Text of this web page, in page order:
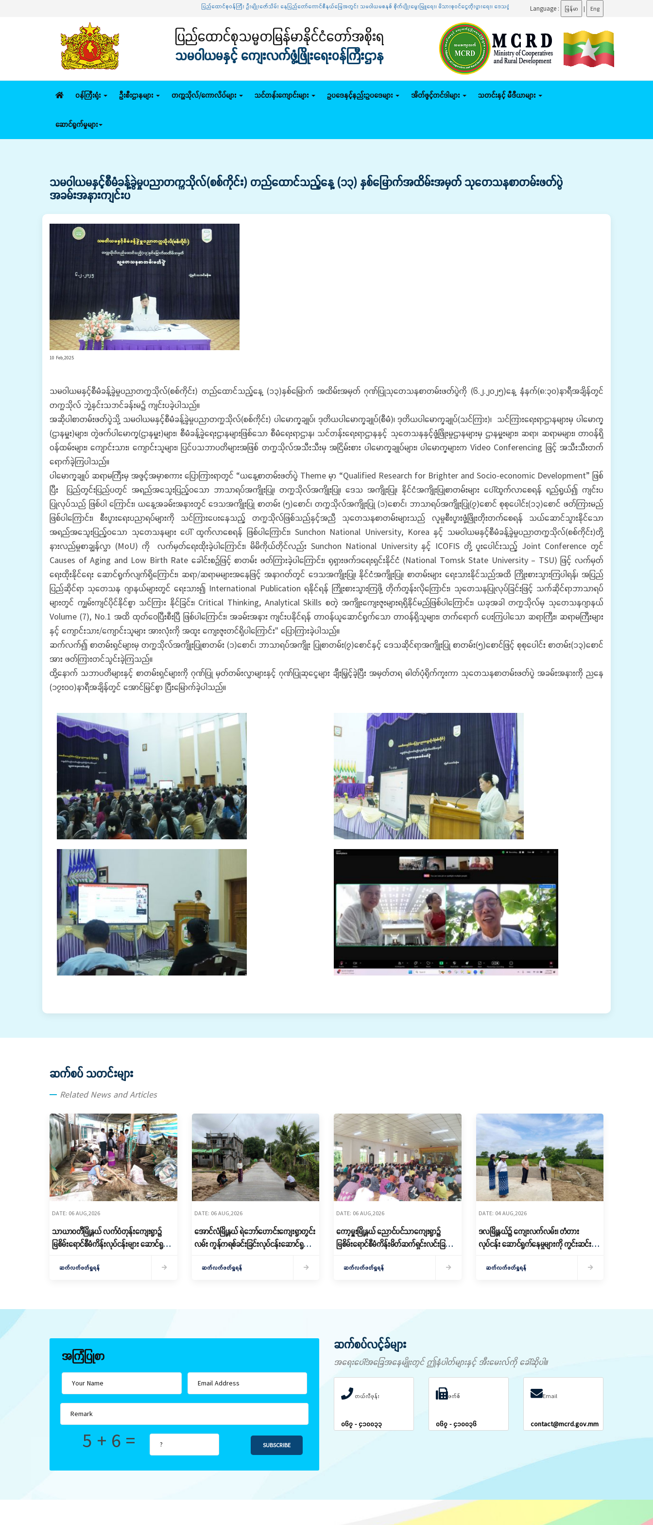
ပြည်ထောင်စုဝန်ကြီး ဦးမျိုးဇော်သိမ်း နေပြည်တော်ကောင်စီနယ်မြေအတွင်း သမဝါယမစနစ် စိုက်ပျိုးမွေးမြူရေး၊ မိသားစုဝင်ငွေတိုးပွားရေး၊ ဒေသဖွံ့ဖြိုးရေးလုပ်ငန်းများ ကွင်းဆင်းဆောင်ရွက် ဝန်ကြီးဌာနကိုယ်စားပြု ဖူဆယ်ဘော်လုံးအသ
Language : မြန်မာ | Eng
ပြည်ထောင်စုသမ္မတမြန်မာနိုင်ငံတော်အစိုးရ
သမဝါယမနှင့် ကျေးလက်ဖွံ့ဖြိုးရေးဝန်ကြီးဌာန
ဝန်ကြီးရုံး ဦးစီးဌာနများ တက္ကသိုလ်/ကောလိပ်များ သင်တန်းကျောင်းများ ဥပဒေနှင့်နည်းဥပဒေများ အိတ်ဖွင့်တင်ဒါများ သတင်းနှင့် မီဒီယာများ
ဆောင်ရွက်မှုများ
သမဝါယမနှင့်စီမံခန့်ခွဲမှုပညာတက္ကသိုလ်(စစ်ကိုင်း) တည်ထောင်သည့်နေ့ (၁၃) နှစ်မြောက်အထိမ်းအမှတ် သုတေသနစာတမ်းဖတ်ပွဲ
အခမ်းအနားကျင်းပ
10 Feb,2025
သမဝါယမနှင့်စီမံခန့်ခွဲမှုပညာတက္ကသိုလ်(စစ်ကိုင်း) တည်ထောင်သည့်နေ့ (၁၃)နှစ်မြောက် အထိမ်းအမှတ် ဂုဏ်ပြုသုတေသနစာတမ်းဖတ်ပွဲကို (၆.၂.၂၀၂၅)နေ့ နံနက်(၈:၃၀)နာရီအချိန်တွင်
တက္ကသိုလ် ဘွဲ့နှင်းသဘင်ခန်းမ၌ ကျင်းပခဲ့ပါသည်။
အဆိုပါစာတမ်းဖတ်ပွဲသို့ သမဝါယမနှင့်စီမံခန့်ခွဲမှုပညာတက္ကသိုလ်(စစ်ကိုင်း) ပါမောက္ခချုပ်၊ ဒုတိယပါမောက္ခချုပ်(စီမံ)၊ ဒုတိယပါမောက္ခချုပ်(သင်ကြား)၊ သင်ကြားရေးရာဌာနများမှ ပါမောက္ခ
(ဌာနမှူး)များ၊ တွဲဖက်ပါမောက္ခ(ဌာနမှူး)များ၊ စီမံခန့်ခွဲရေးဌာနများဖြစ်သော စီမံရေးရာဌာန၊ သင်တန်းရေးရာဌာနနှင့် သုတေသနနှင့်ဖွံ့ဖြိုးမှုဌာနများမှ ဌာနမှူးများ၊ ဆရာ၊ ဆရာမများ၊ တာဝန်ရှိ
ဝန်ထမ်းများ၊ ကျောင်းသား၊ ကျောင်းသူများ၊ ပြင်ပသဘာပတိများအဖြစ် တက္ကသိုလ်အသီးသီးမှ အငြိမ်းစား ပါမောက္ခချုပ်များ၊ ပါမောက္ခများက Video Conferencing ဖြင့် အသီးသီးတက်
ရောက်ခဲ့ကြပါသည်။
ပါမောက္ခချုပ် ဆရာမကြီးမှ အဖွင့်အမှာစကား ပြောကြားရာတွင် “ယနေ့စာတမ်းဖတ်ပွဲ Theme မှာ “Qualified Research for Brighter and Socio-economic Development” ဖြစ်
ပြီး ပြည်တွင်းပြည်ပတွင် အရည်အသွေးပြည့်ဝသော ဘာသာရပ်အကျိုးပြု၊ တက္ကသိုလ်အကျိုးပြု၊ ဒေသ အကျိုးပြု၊ နိုင်ငံအကျိုးပြုစာတမ်းများ ပေါ်ထွက်လာစေရန် ရည်ရွယ်၍ ကျင်းပ
ပြုလုပ်သည် ဖြစ်ပါ ကြောင်း၊ ယနေ့အခမ်းအနားတွင် ဒေသအကျိုးပြု စာတမ်း (၅)စောင်၊ တက္ကသိုလ်အကျိုးပြု (၁)စောင်၊ ဘာသာရပ်အကျိုးပြု(၇)စောင် စုစုပေါင်း(၁၃)စောင် ဖတ်ကြားမည်
ဖြစ်ပါကြောင်း၊ စီးပွားရေးပညာရပ်များကို သင်ကြားပေးနေသည့် တက္ကသိုလ်ဖြစ်သည်နှင့်အညီ သုတေသနစာတမ်းများသည် လူမှုစီးပွားဖွံ့ဖြိုးတိုးတက်စေရန် သယ်ဆောင်သွားနိုင်သော
အရည်အသွေးပြည့်ဝသော သုတေသနများ ပေါ် ထွက်လာစေရန် ဖြစ်ပါကြောင်း၊ Sunchon National University, Korea နှင့် သမဝါယမနှင့်စီမံခန့်ခွဲမှုပညာတက္ကသိုလ်(စစ်ကိုင်း)တို့
နားလည်မှုစာချွန်လွှာ (MoU) ကို လက်မှတ်ရေးထိုးခဲ့ပါကြောင်း၊ မိမိကိုယ်တိုင်လည်း Sunchon National University နှင့် ICOFIS တို့ ပူးပေါင်းသည့် Joint Conference တွင်
Causes of Aging and Low Birth Rate ခေါင်းစဉ်ဖြင့် စာတမ်း ဖတ်ကြားခဲ့ပါကြောင်း၊ ရုရှားဖက်ဒရေးရှင်းနိုင်ငံ (National Tomsk State University – TSU) ဖြင့် လက်မှတ်
ရေးထိုးနိုင်ရေး ဆောင်ရွက်လျက်ရှိကြောင်း၊ ဆရာ/ဆရာမများအနေဖြင့် အနာဂတ်တွင် ဒေသအကျိုးပြု၊ နိုင်ငံအကျိုးပြု၊ စာတမ်းများ ရေးသားနိုင်သည်အထိ ကြိုးစားသွားကြပါရန်၊ အပြည်
ပြည်ဆိုင်ရာ သုတေသန ဂျာနယ်များတွင် ရေးသား၍ International Publication ရနိုင်ရန် ကြိုးစားသွားကြဖို့ တိုက်တွန်းလိုကြောင်း၊ သုတေသနပြုလုပ်ခြင်းဖြင့် သက်ဆိုင်ရာဘာသာရပ်
များတွင် ကျွမ်းကျင်ပိုင်နိုင်စွာ သင်ကြား နိုင်ခြင်း၊ Critical Thinking, Analytical Skills စတဲ့ အကျိုးကျေးဇူးများရရှိနိုင်မည်ဖြစ်ပါကြောင်း၊ ယခုအခါ တက္ကသိုလ်မှ သုတေသနဂျာနယ်
Volume (7), No.1 အထိ ထုတ်ဝေပြီးစီးပြီ ဖြစ်ပါကြောင်း၊ အခမ်းအနား ကျင်းပနိုင်ရန် တာဝန်ယူဆောင်ရွက်သော တာဝန်ရှိသူများ၊ တက်ရောက် ပေးကြပါသော ဆရာကြီး၊ ဆရာမကြီးများ
နှင့် ကျောင်းသား/ကျောင်းသူများ အားလုံးကို အထူး ကျေးဇူးတင်ရှိပါကြောင်း" ပြောကြားခဲ့ပါသည်။
ဆက်လက်၍ စာတမ်းရှင်များမှ တက္ကသိုလ်အကျိုးပြုစာတမ်း (၁)စောင်၊ ဘာသာရပ်အကျိုး ပြုစာတမ်း(၇)စောင်နှင့် ဒေသဆိုင်ရာအကျိုးပြု စာတမ်း(၅)စောင်ဖြင့် စုစုပေါင်း စာတမ်း(၁၃)စောင်
အား ဖတ်ကြားတင်သွင်းခဲ့ကြသည်။
ထို့နောက် သဘာပတိများနှင့် စာတမ်းရှင်များကို ဂုဏ်ပြု မှတ်တမ်းလွှာများနှင့် ဂုဏ်ပြုဆုငွေများ ချီးမြှင့်ခဲ့ပြီး အမှတ်တရ ဓါတ်ပုံရိုက်ကူးကာ သုတေသနစာတမ်းဖတ်ပွဲ အခမ်းအနားကို ညနေ
(၁၇း၀၀)နာရီအချိန်တွင် အောင်မြင်စွာ ပြီးမြောက်ခဲ့ပါသည်။
ဆက်စပ် သတင်းများ
Related News and Articles
DATE: 06 AUG,2026
သာယာဝတီမြို့နယ် လက်ပံတုန်းကျေးရွာ၌
မြစိမ်းရောင်စီမံကိန်းလုပ်ငန်းများ ဆောင်ရွက်
ဆက်လက်ဖတ်ရှုရန်
DATE: 06 AUG,2026
အောင်လံမြို့နယ် ရဲဘော်ဟောင်းကျေးရွာတွင်း
လမ်း ကွန်ကရစ်ခင်းခြင်းလုပ်ငန်းဆောင်ရွက်
ဆက်လက်ဖတ်ရှုရန်
DATE: 06 AUG,2026
ကော့မှူးမြို့နယ် ညောင်ပင်သာကျေးရွာ၌
မြစိမ်းရောင်စီမံကိန်းမိတ်ဆက်ရှင်းလင်းခြင်းနှ
ဆက်လက်ဖတ်ရှုရန်
DATE: 04 AUG,2026
ဒလမြို့နယ်၌ ကျေးလက်လမ်း၊ တံတား
လုပ်ငန်း ဆောင်ရွက်နေမှုများကို ကွင်းဆင်း
ဆက်လက်ဖတ်ရှုရန်
အကြံပြုစာ
5 + 6 = SUBSCRIBE
ဆက်စပ်လင့်ခ်များ
အရေးပေါ်အခြေအနေမျိုးတွင် ဤနံပါတ်များနှင့် အီးမေးလ်ကို ခေါ်ဆိုပါ။
တယ်လီဖုန်း
၀၆၇ - ၄၁၀၀၃၃
ဖက်စ်
၀၆၇ - ၄၁၀၀၃၆
Email
contact@mcrd.gov.mm